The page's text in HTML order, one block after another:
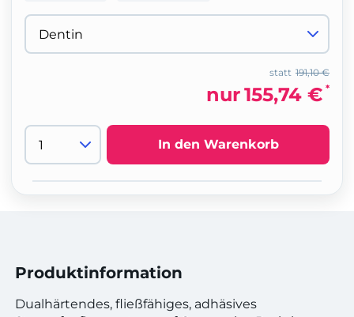
191,10 €
statt
nur155,74 € *
In den Warenkorb
Produktinformation
Dualhärtendes, fließfähiges, adhäsives